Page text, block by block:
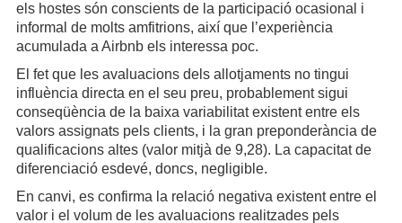
els hostes són conscients de la participació ocasional i
informal de molts amfitrions, així que l’experiència
acumulada a Airbnb els interessa poc.
El fet que les avaluacions dels allotjaments no tingui
influència directa en el seu preu, probablement sigui
conseqüència de la baixa variabilitat existent entre els
valors assignats pels clients, i la gran preponderància de
qualificacions altes (valor mitjà de 9,28). La capacitat de
diferenciació esdevé, doncs, negligible.
En canvi, es confirma la relació negativa existent entre el
valor i el volum de les avaluacions realitzades pels